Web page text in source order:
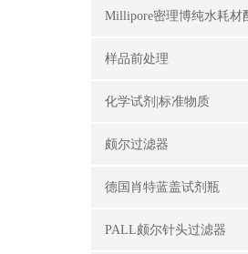
Millipore密理博纯水耗材
样品前处理
化学试剂|标准物质
颇尔过滤器
德国肖特蓝盖试剂瓶
PALL颇尔针头过滤器